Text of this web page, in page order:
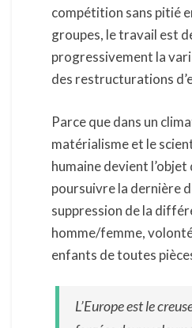
compétition sans pitié
groupes, le travail est
progressivement la
des restructurations
Parce que dans un
matérialisme et le
humaine devient l’objet
poursuivre la dernière
suppression de la
homme/femme,
enfants de toutes
L’Europe est le